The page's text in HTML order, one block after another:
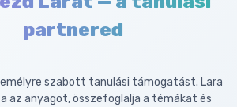
partnered
szabott tanulási támogatást. Lara
az anyagot, összefoglalja a témákat és